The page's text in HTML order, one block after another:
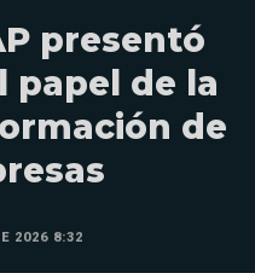
presentó
papel de la
de
2026 8:32